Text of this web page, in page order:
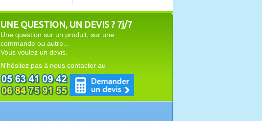
UNE QUESTION, UN DEVIS ? 7j/7
Une question sur un produit, sur une
commande ou autre...
Vous voulez un devis.
N'hésitez pas à nous contacter au